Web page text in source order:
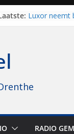
Luxor neemt
van vissport:
regio is goed
Al dertig jaar
RADIO